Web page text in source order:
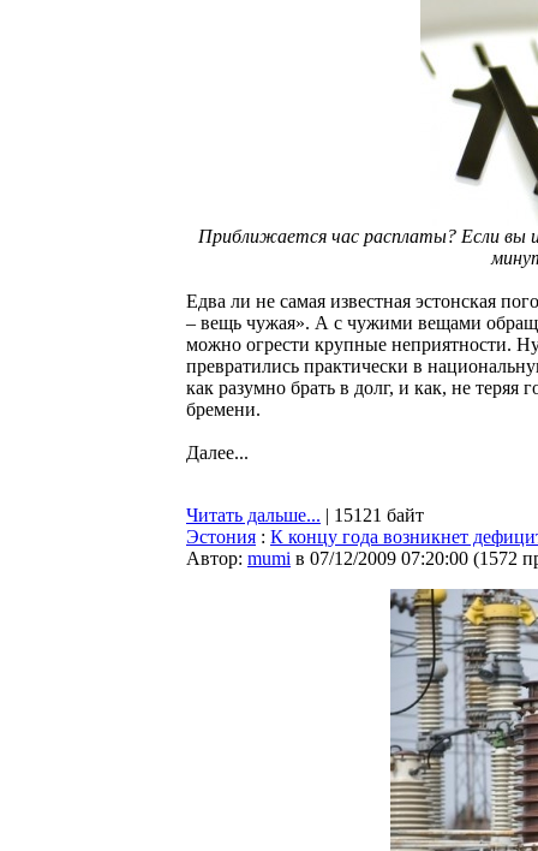
Приближается час расплаты? Если вы
Едва ли не самая известная эстонская
– вещь чужая». А с чужими вещами
можно огрести крупные неприятности.
превратились практически в
как разумно брать в долг, и как, не
бремени.
Далее...
Читать дальше... | 15121 байт
Эстония : К концу года возникнет
Автор: mumi в 07/12/2009 07:20:00 (1572